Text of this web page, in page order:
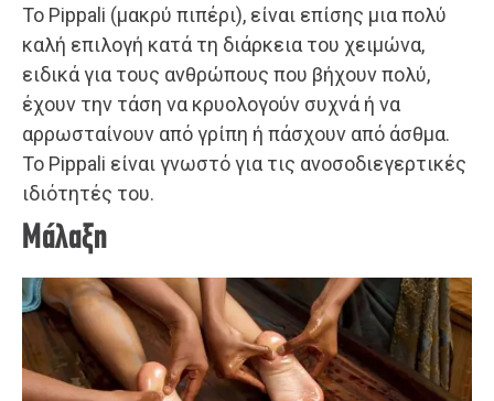
Το Pippali (μακρύ πιπέρι), είναι επίσης μια πολύ
καλή επιλογή κατά τη διάρκεια του χειμώνα,
ειδικά για τους ανθρώπους που βήχουν πολύ,
έχουν την τάση να κρυολογούν συχνά ή να
αρρωσταίνουν από γρίπη ή πάσχουν από άσθμα.
Το Pippali είναι γνωστό για τις ανοσοδιεγερτικές
ιδιότητές του.
Μάλαξη